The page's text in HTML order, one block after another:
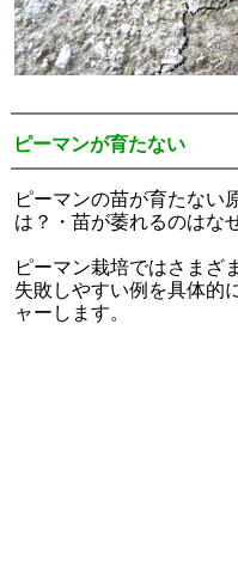
ピーマンが育たない
ピーマンの苗が育たない
は？・苗が萎れるのはな
ピーマン栽培ではさまざ
失敗しやすい例を具体的
ャーします。